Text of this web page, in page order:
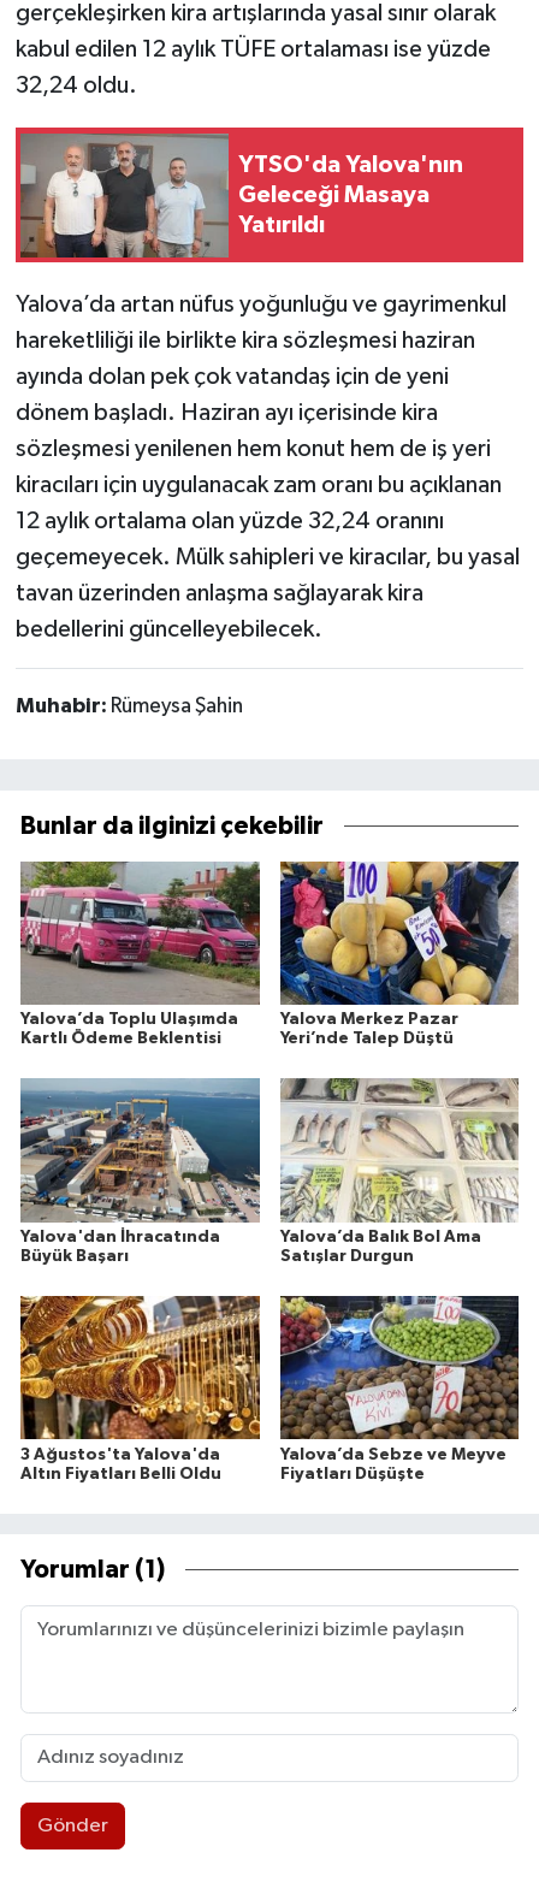
gerçekleşirken kira artışlarında yasal sınır olarak
kabul edilen 12 aylık TÜFE ortalaması ise yüzde
32,24 oldu.
YTSO'da Yalova'nın
Geleceği Masaya
Yatırıldı
Yalova’da artan nüfus yoğunluğu ve gayrimenkul
hareketliliği ile birlikte kira sözleşmesi haziran
ayında dolan pek çok vatandaş için de yeni
dönem başladı. Haziran ayı içerisinde kira
sözleşmesi yenilenen hem konut hem de iş yeri
kiracıları için uygulanacak zam oranı bu açıklanan
12 aylık ortalama olan yüzde 32,24 oranını
geçemeyecek. Mülk sahipleri ve kiracılar, bu yasal
tavan üzerinden anlaşma sağlayarak kira
bedellerini güncelleyebilecek.
Muhabir: Rümeysa Şahin
Bunlar da ilginizi çekebilir
Yalova’da Toplu Ulaşımda
Kartlı Ödeme Beklentisi
Yalova Merkez Pazar
Yeri’nde Talep Düştü
Yalova'dan İhracatında
Büyük Başarı
Yalova’da Balık Bol Ama
Satışlar Durgun
3 Ağustos'ta Yalova'da
Altın Fiyatları Belli Oldu
Yalova’da Sebze ve Meyve
Fiyatları Düşüşte
Yorumlar (1)
Gönder